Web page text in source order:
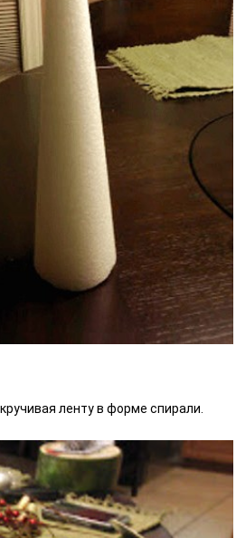
ленту в форме спирали.